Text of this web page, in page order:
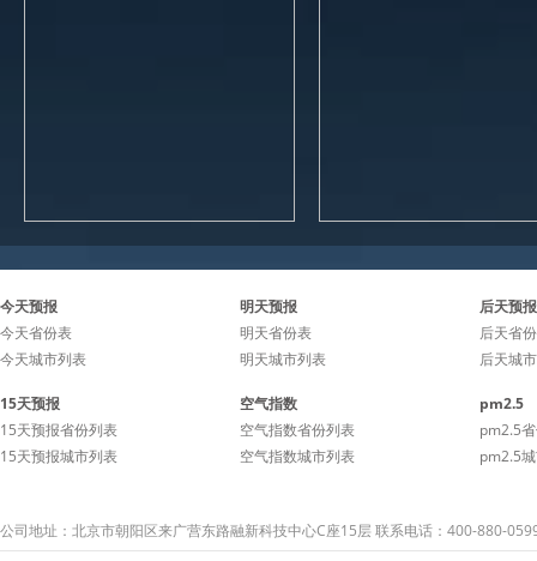
今天预报
今天省份表
今天城市列表
明天预报
明天省份表
明天城市列表
后天预报
后天省
后天城
15天预报
15天预报省份列表
15天预报城市列表
空气指数
空气指数省份列表
空气指数城市列表
pm2.5
pm2.5
pm2.5
公司地址：北京市朝阳区来广营东路融新科技中心C座15层 联系电话：400-880-